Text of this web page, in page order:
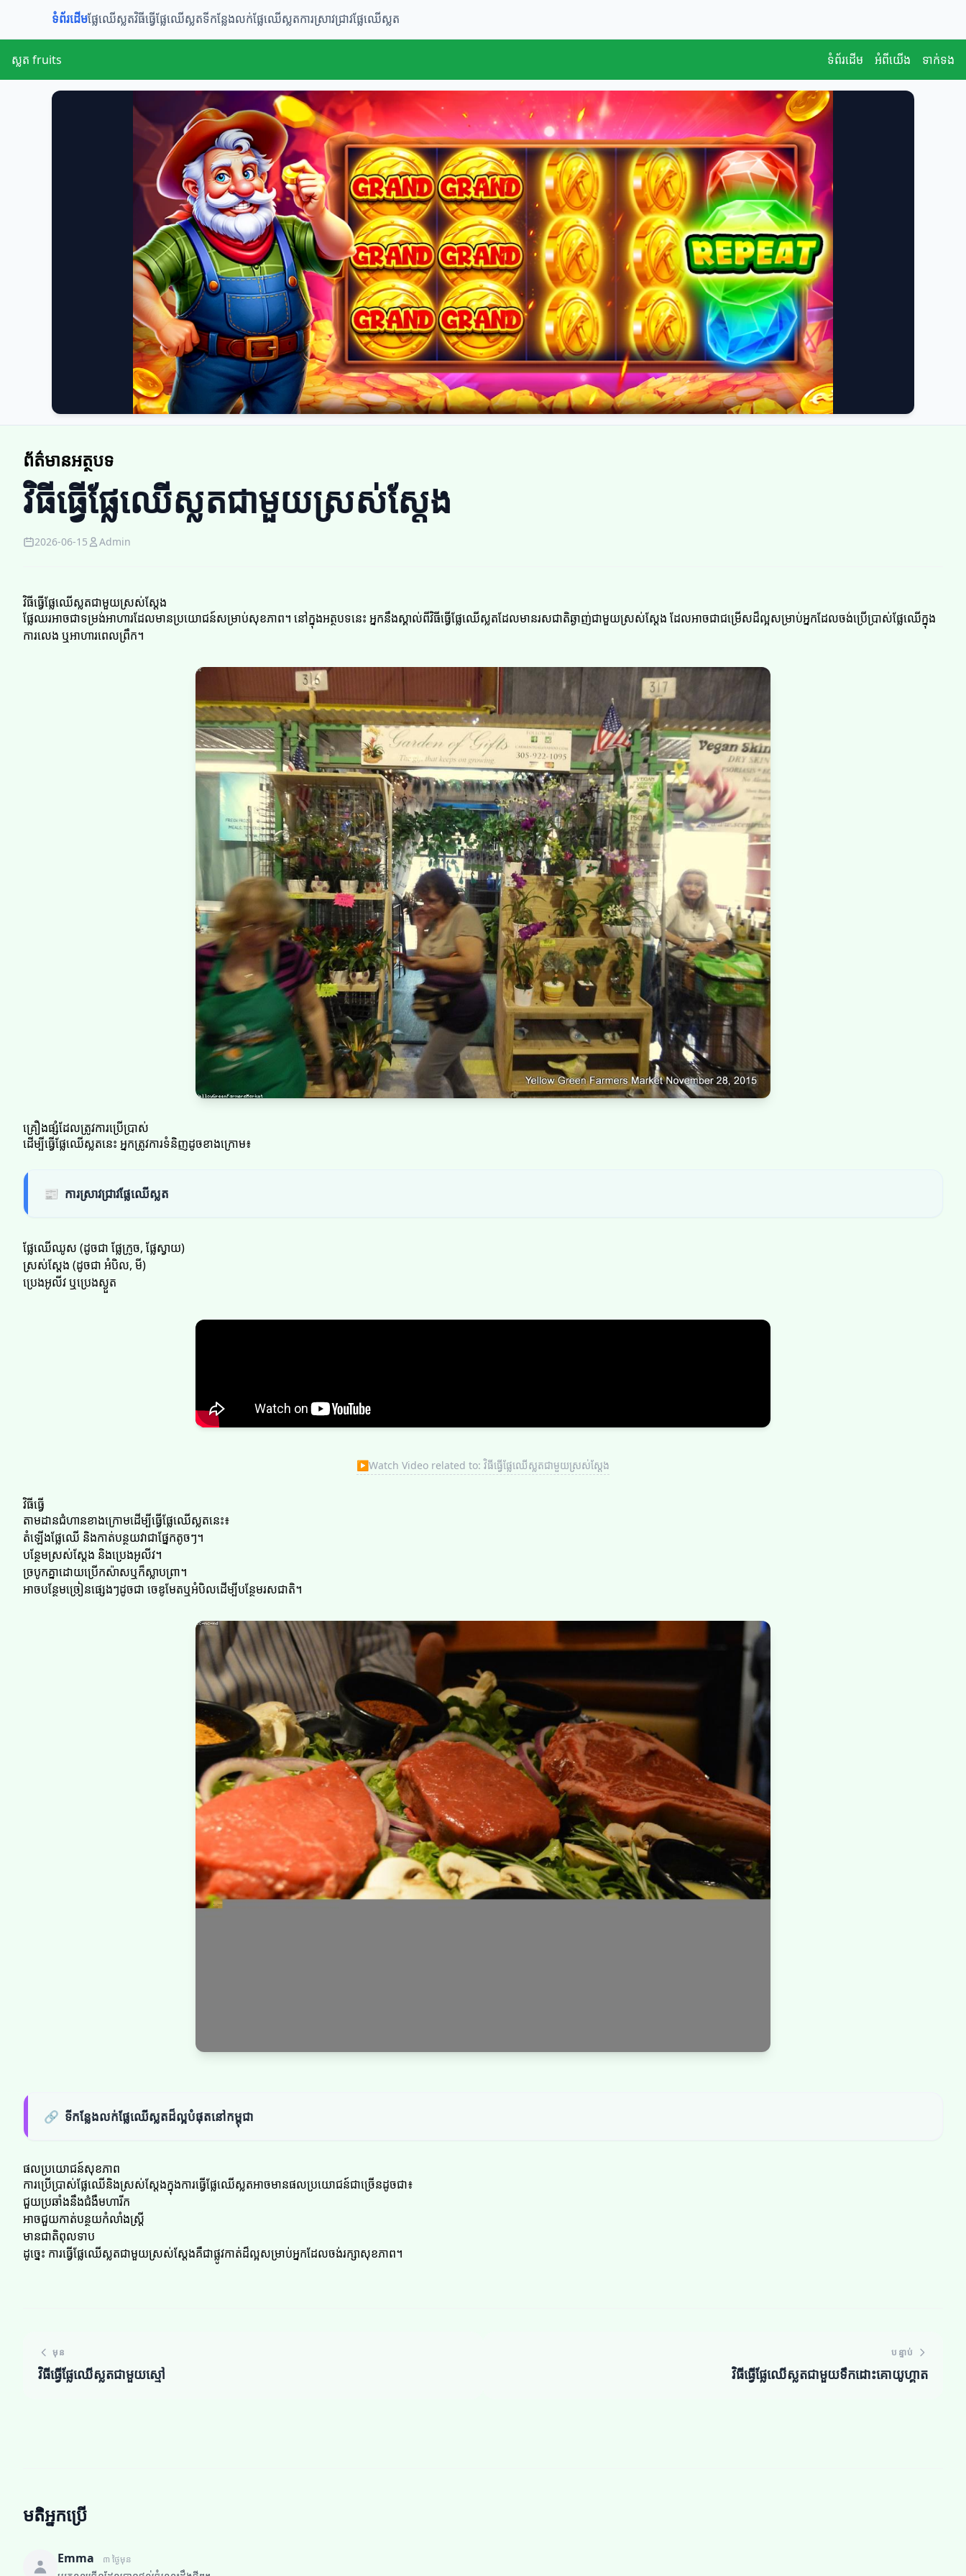
ទំព័រដើមផ្លែឈើស្លត​​វិធីធ្វើផ្លែឈើស្លតទីកន្លែងលក់ផ្លែឈើស្លតការស្រាវជ្រាវផ្លែឈើស្លត
ស្លត fruits ទំព័រដើម អំពីយើង ទាក់ទង
ព័ត៌មានអត្ថបទ
វិធីធ្វើផ្លែឈើស្លតជាមួយស្រស់ស្តែង
2026-06-15 Admin
វិធីធ្វើផ្លែឈើស្លតជាមួយស្រស់ស្តែង
ផ្លែឈរអាចជាទម្រង់អាហារដែលមានប្រយោជន៍សម្រាប់សុខភាព។ នៅក្នុងអត្ថបទនេះ អ្នកនឹងស្គាល់ពីវិធីធ្វើផ្លែឈើស្លតដែលមានរសជាតិឆ្ងាញ់ជាមួយស្រស់ស្តែង ដែលអាចជាជម្រើសដ៏ល្អសម្រាប់អ្នកដែលចង់ប្រើប្រាស់ផ្លែឈើក្នុង
ការលេង ឬអាហារពេលព្រឹក។
គ្រឿងផ្សំដែលត្រូវការប្រើប្រាស់
ដើម្បីធ្វើផ្លែឈើស្លតនេះ អ្នកត្រូវការទំនិញដូចខាងក្រោម៖
📰 ការស្រាវជ្រាវផ្លែឈើស្លត
ផ្លែឈើឈូស (ដូចជា ផ្លែក្រូច, ផ្លែស្វាយ)
ស្រស់ស្តែង (ដូចជា អំបិល, មី)
ប្រេងអូលីវ ឬប្រេងស្ងួត
▶Watch Video related to: វិធីធ្វើផ្លែឈើស្លតជាមួយស្រស់ស្តែង
វិធីធ្វើ
តាមដានជំហានខាងក្រោមដើម្បីធ្វើផ្លែឈើស្លតនេះ៖
តំឡើងផ្លែឈើ និងកាត់បន្ថយវាជាផ្នែកតូចៗ។
បន្ថែមស្រស់ស្តែង និងប្រេងអូលីវ។
ច្របូកគ្នាដោយប្រើកស៉ាសឬក៏ស្លាបព្រា។
អាចបន្ថែមច្រៀនផ្សេងៗដូចជា ចេឌូមែតឬអំបិលដើម្បីបន្ថែមរសជាតិ។
🔗 ទីកន្លែងលក់ផ្លែឈើស្លតដ៏ល្អបំផុតនៅកម្ពុជា
ផលប្រយោជន៍សុខភាព
ការប្រើប្រាស់ផ្លែឈើនិងស្រស់ស្តែងក្នុងការធ្វើផ្លែឈើស្លតអាចមានផលប្រយោជន៍ជាច្រើនដូចជា៖
ជួយប្រឆាំងនឹងជំងឺមហារីក
អាចជួយកាត់បន្ថយកំលាំងស្ត្រី
មានជាតិពុលទាប
ដូច្នេះ ការធ្វើផ្លែឈើស្លតជាមួយស្រស់ស្តែងគឺជាផ្លូវកាត់ដ៏ល្អសម្រាប់អ្នកដែលចង់រក្សាសុខភាព។
មុន
វិធីធ្វើផ្លែឈើស្លតជាមួយស្មៅ
បន្ទាប់
វិធីធ្វើផ្លែឈើស្លតជាមួយទឹកដោះគោយូហ្គាត
មតិអ្នកប្រើ
Emma ៣ ថ្ងៃមុន